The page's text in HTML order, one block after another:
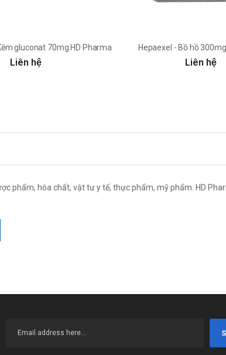
gluconat 70mg HD Pharma
Liên hệ
Hepaexel - Bồ hồ
Liên hệ
phẩm, hóa chất, vật tư y tế, thực phẩm, mỹ phẩm. HD